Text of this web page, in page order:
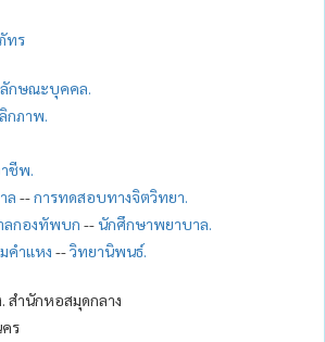
ทร
กษณะบุคคล.
ภาพ.
ชีพ.
ล --การทดสอบทางจิตวิทยา.
ลกองทัพบก --นักศึกษาพยาบาล.
คำแหง --วิทยานิพนธ์.
สำนักหอสมุดกลาง
ร